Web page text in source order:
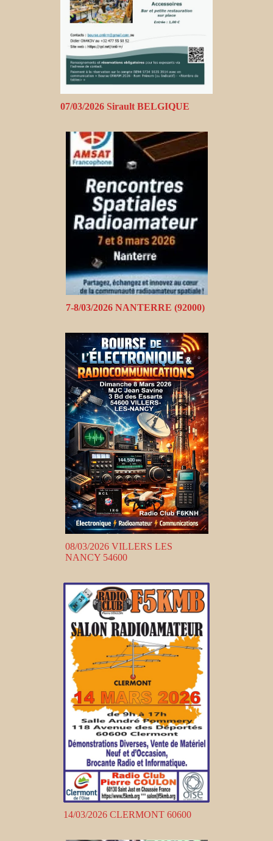
07/03/2026 Sirault BELGIQUE
7-8/03/2026 NANTERRE (92000)
08/03/2026 VILLERS LES
NANCY 54600
14/03/2026 CLERMONT 60600